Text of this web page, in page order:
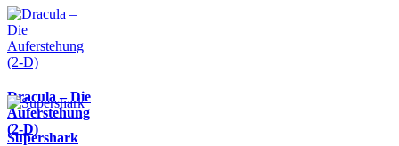
Dracula – Die
Auferstehung
(2-D)
Supershark